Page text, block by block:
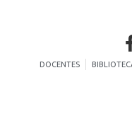
DOCENTES